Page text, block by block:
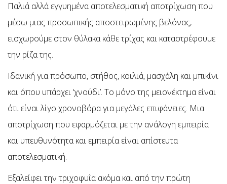
Παλιά αλλά εγγυημένα αποτελεσματική αποτρίχωση που
μέσω μιας προσωπικής αποστειρωμένης βελόνας,
εισχωρούμε στον θύλακα κάθε τρίχας και καταστρέφουμε
την ρίζα της.
Ιδανική για πρόσωπο, στήθος, κοιλιά, μασχάλη και μπικίνι
και όπου υπάρχει ‘χνούδι’. Το μόνο της μειονέκτημα είναι
ότι είναι λίγο χρονοβόρα για μεγάλες επιφάνειες. Μια
αποτρίχωση που εφαρμόζεται με την ανάλογη εμπειρία
και υπευθυνότητα και εμπειρία είναι απίστευτα
αποτελεσματική.
Εξαλείφει την τριχοφυΐα ακόμα και από την πρώτη